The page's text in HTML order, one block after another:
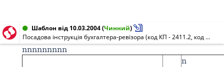
Шаблон від 10.03.2004(Чинний)
Посадова інструкція бухгалтера-ревізора (код КП - 2411.2, код ОКПДТР - 20284)
nnnnnnnnn
n